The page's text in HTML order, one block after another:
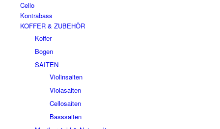
Cello
Kontrabass
KOFFER & ZUBEHÖR
Koffer
Bogen
SAITEN
Violinsaiten
Violasaiten
Cellosaiten
Basssaiten